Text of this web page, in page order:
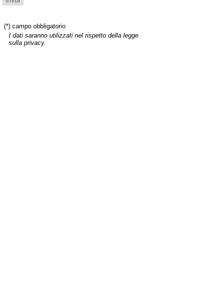
(*) campo obbligatorio
I dati saranno utilizzati nel rispetto della legge
sulla privacy.